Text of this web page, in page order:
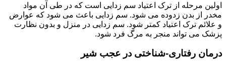
اولین مرحله از ترک اعتیاد سم زدایی است که در طی آن مواد
مخدر از بدن زدوده می شود. سم زدایی باعث می شود که عوارض
و علائم ترک اعتیاد کمتر شود. سم زدایی در منزل و بدون نظارت
پزشک می تواند منجر به مرگ فرد شود.
درمان رفتاری-شناختی در عجب شیر